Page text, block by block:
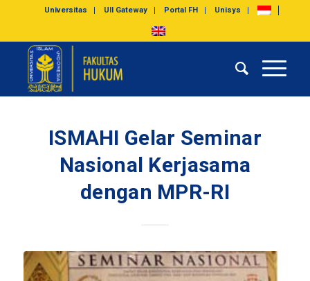
Universitas UII Gateway Portal FH Unisys
ISMAHI Gelar Seminar
Nasional Kerjasama
dengan MPR-RI